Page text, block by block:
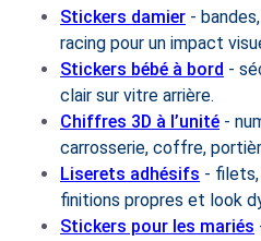
Stickers damier -
racing pour un impact
Stickers bébé à bord -
clair sur vitre arrière.
Chiffres 3D à l’unité -
carrosserie, coffre,
Liserets adhésifs -
finitions propres et look
Stickers pour les mariés